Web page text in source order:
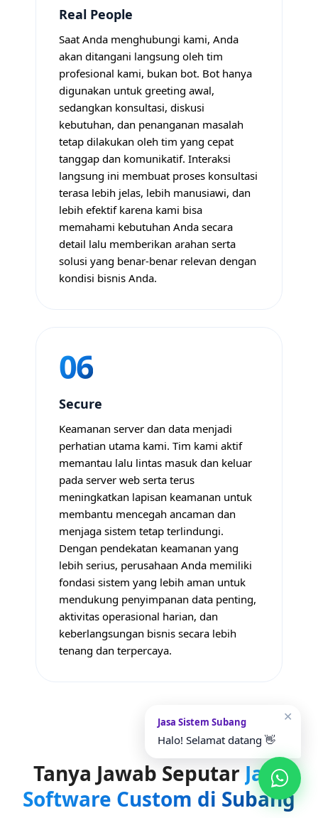
Real People
Saat Anda menghubungi kami, Anda
akan ditangani langsung oleh tim
profesional kami, bukan bot. Bot hanya
digunakan untuk greeting awal,
sedangkan konsultasi, diskusi
kebutuhan, dan penanganan masalah
tetap dilakukan oleh tim yang cepat
tanggap dan komunikatif. Interaksi
langsung ini membuat proses konsultasi
terasa lebih jelas, lebih manusiawi, dan
lebih efektif karena kami bisa
memahami kebutuhan Anda secara
detail lalu memberikan arahan serta
solusi yang benar-benar relevan dengan
kondisi bisnis Anda.
06
Secure
Keamanan server dan data menjadi
perhatian utama kami. Tim kami aktif
memantau lalu lintas masuk dan keluar
pada server web serta terus
meningkatkan lapisan keamanan untuk
membantu mencegah ancaman dan
menjaga sistem tetap terlindungi.
Dengan pendekatan keamanan yang
lebih serius, perusahaan Anda memiliki
fondasi sistem yang lebih aman untuk
mendukung penyimpanan data penting,
aktivitas operasional harian, dan
keberlangsungan bisnis secara lebih
tenang dan terpercaya.
Tanya Jawab Seputar Jasa
Software Custom di Subang
✕
Jasa Sistem Subang
Halo! Selamat datang 👋